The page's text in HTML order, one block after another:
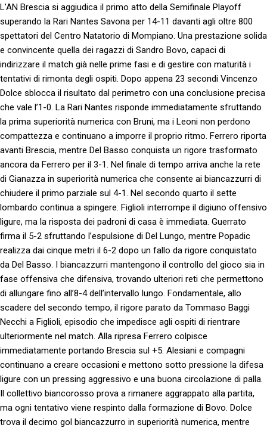
L’AN Brescia si aggiudica il primo atto della Semifinale Playoff
superando la Rari Nantes Savona per 14-11 davanti agli oltre 800
spettatori del Centro Natatorio di Mompiano. Una prestazione solida
e convincente quella dei ragazzi di Sandro Bovo, capaci di
indirizzare il match già nelle prime fasi e di gestire con maturità i
tentativi di rimonta degli ospiti. Dopo appena 23 secondi Vincenzo
Dolce sblocca il risultato dal perimetro con una conclusione precisa
che vale l’1-0. La Rari Nantes risponde immediatamente sfruttando
la prima superiorità numerica con Bruni, ma i Leoni non perdono
compattezza e continuano a imporre il proprio ritmo. Ferrero riporta
avanti Brescia, mentre Del Basso conquista un rigore trasformato
ancora da Ferrero per il 3-1. Nel finale di tempo arriva anche la rete
di Gianazza in superiorità numerica che consente ai biancazzurri di
chiudere il primo parziale sul 4-1. Nel secondo quarto il sette
lombardo continua a spingere. Figlioli interrompe il digiuno offensivo
ligure, ma la risposta dei padroni di casa è immediata. Guerrato
firma il 5-2 sfruttando l’espulsione di Del Lungo, mentre Popadic
realizza dai cinque metri il 6-2 dopo un fallo da rigore conquistato
da Del Basso. I biancazzurri mantengono il controllo del gioco sia in
fase offensiva che difensiva, trovando ulteriori reti che permettono
di allungare fino all’8-4 dell’intervallo lungo. Fondamentale, allo
scadere del secondo tempo, il rigore parato da Tommaso Baggi
Necchi a Figlioli, episodio che impedisce agli ospiti di rientrare
ulteriormente nel match. Alla ripresa Ferrero colpisce
immediatamente portando Brescia sul +5. Alesiani e compagni
continuano a creare occasioni e mettono sotto pressione la difesa
ligure con un pressing aggressivo e una buona circolazione di palla.
Il collettivo biancorosso prova a rimanere aggrappato alla partita,
ma ogni tentativo viene respinto dalla formazione di Bovo. Dolce
trova il decimo gol biancazzurro in superiorità numerica, mentre